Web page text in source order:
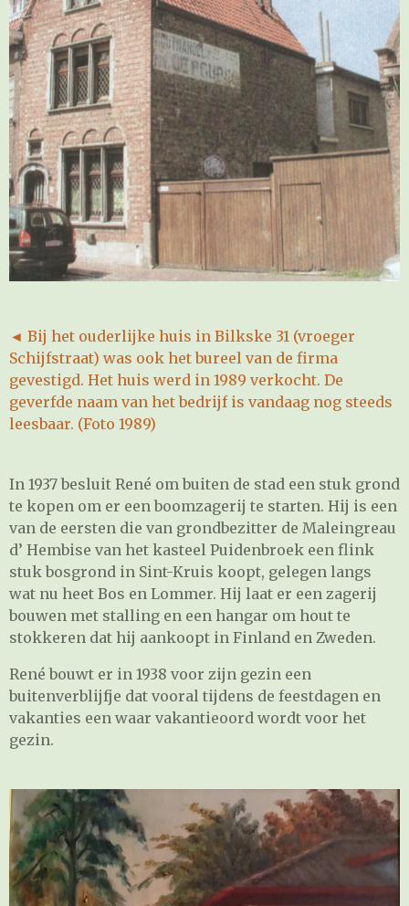
◄ Bij het ouderlijke huis in Bilkske 31 (vroeger
Schijfstraat) was ook het bureel van de firma
gevestigd. Het huis werd in 1989 verkocht. De
geverfde naam van het bedrijf is vandaag nog steeds
leesbaar. (Foto 1989)
In 1937 besluit René om buiten de stad een stuk grond
te kopen om er een boomzagerij te starten. Hij is een
van de eersten die van grondbezitter de Maleingreau
d’ Hembise van het kasteel Puidenbroek een flink
stuk bosgrond in Sint-Kruis koopt, gelegen langs
wat nu heet Bos en Lommer. Hij laat er een zagerij
bouwen met stalling en een hangar om hout te
stokkeren dat hij aankoopt in Finland en Zweden.
René bouwt er in 1938 voor zijn gezin een
buitenverblijfje dat vooral tijdens de feestdagen en
vakanties een waar vakantieoord wordt voor het
gezin.